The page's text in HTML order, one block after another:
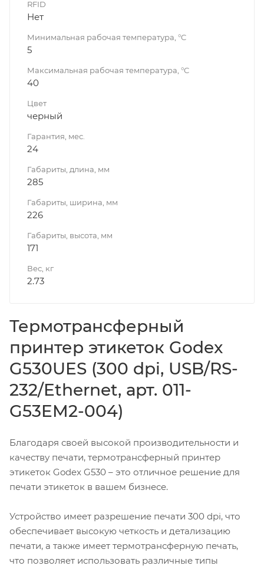
RFID
Нет
Минимальная рабочая температура, °C
5
Максимальная рабочая температура, °C
40
Цвет
черный
Гарантия, мес.
24
Габариты, длина, мм
285
Габариты, ширина, мм
226
Габариты, высота, мм
171
Вес, кг
2.73
Термотрансферный
принтер этикеток Godex
G530UES (300 dpi, USB/RS-
232/Ethernet, арт. 011-
G53EM2-004)
Благодаря своей высокой производительности и
качеству печати, термотрансферный принтер
этикеток Godex G530 – это отличное решение для
печати этикеток в вашем бизнесе.
Устройство имеет разрешение печати 300 dpi, что
обеспечивает высокую четкость и детализацию
печати, а также имеет термотрансферную печать,
что позволяет использовать различные типы